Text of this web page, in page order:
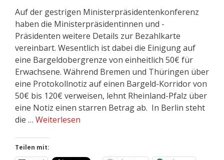
Auf der gestrigen Ministerpräsidentenkonferenz
haben die Ministerpräsidentinnen und -
Präsidenten weitere Details zur Bezahlkarte
vereinbart. Wesentlich ist dabei die Einigung auf
eine Bargeldobergrenze von einheitlich 50€ für
Erwachsene. Während Bremen und Thüringen über
eine Protokollnotiz auf einen Bargeld-Korridor von
50€ bis 120€ verweisen, lehnt Rheinland-Pfalz über
eine Notiz einen starren Betrag ab. In Berlin steht
die … Weiterlesen
Teilen mit: